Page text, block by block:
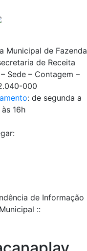
Municipal de Fazenda
de Receita
Sede – Contagem –
000
: de segunda a
16h
de Informação
::